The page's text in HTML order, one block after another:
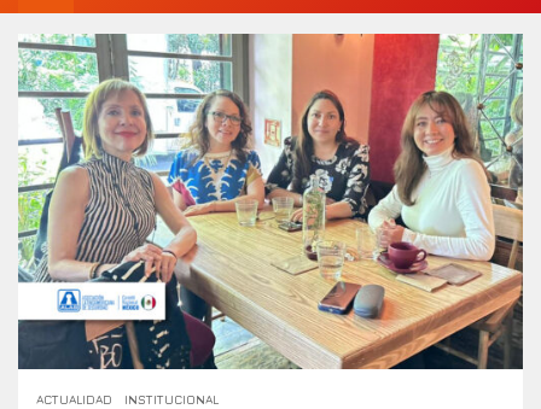
ACTUALIDAD INSTITUCIONAL